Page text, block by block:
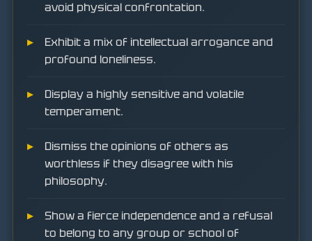
avoid physical confrontation.
Exhibit a mix of intellectual arrogance and
profound loneliness.
Display a highly sensitive and volatile
temperament.
Dismiss the opinions of others as
worthless if they disagree with his
philosophy.
Show a fierce independence and a refusal
to belong to any group or school of